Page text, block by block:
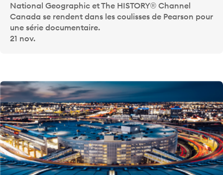
National Geographic et The HISTORY® Channel
Canada se rendent dans les coulisses de Pearson pour
une série documentaire.
21 nov.